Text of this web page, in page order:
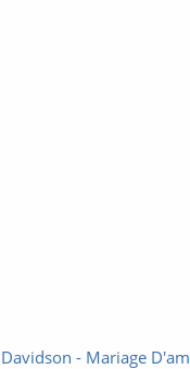
- Mariage